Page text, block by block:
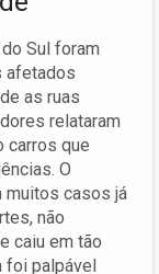
Sul foram
afetados
as ruas
relataram
carros que
O
muitos casos já
não
caiu em tão
foi palpável